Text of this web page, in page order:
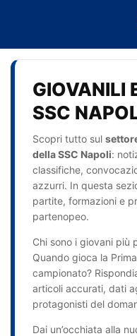
GIOVANILI
SSC
Scopri tutto sul
della SSC Napoli:
classifiche,
azzurri. In questa
partite, formazioni e
partenopeo.
Chi sono i giovani più
Quando gioca la
campionato?
articoli accurati, dati
protagonisti del
Dai un’occhiata alla